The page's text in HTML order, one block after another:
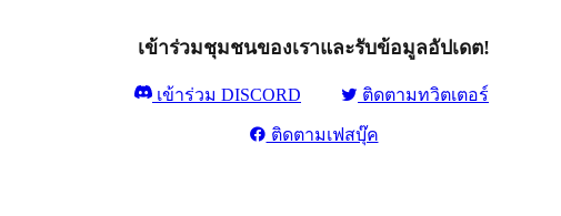
เข้าร่วมชุมชนของเราและรับข้อมูลอัปเดต!
เข้าร่วม DISCORD ติดตามทวิตเตอร์
ติดตามเฟสบุ๊ค